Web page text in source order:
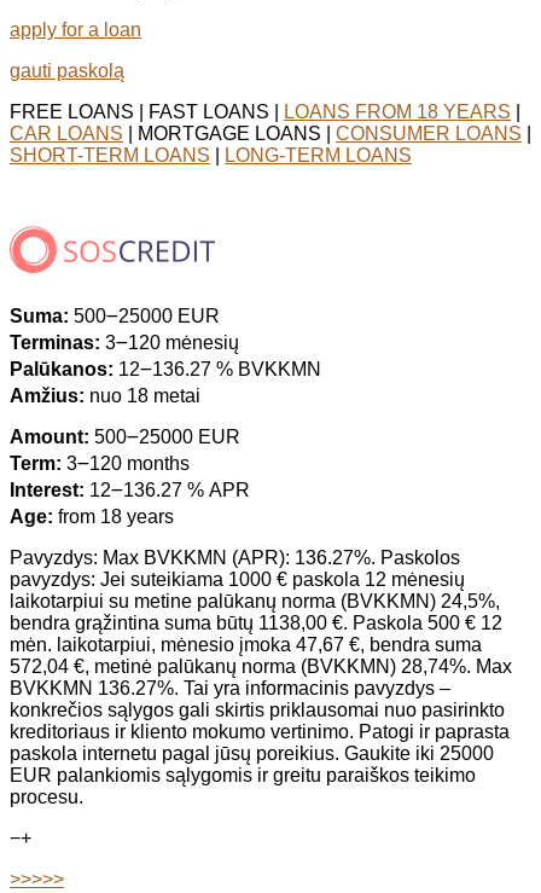
apply for a loan
gauti paskolą
FREE LOANS | FAST LOANS |
LOANS FROM 18 YEARS
CAR LOANS | MORTGAGE LOANS | CONSUMER LOANS
SHORT-TERM LOANS
LONG-TERM LOANS
Suma: 500౼25000 EUR
Terminas: 3౼120 mėnesių
Palūkanos: 12౼136.27 % BVKKMN
Amžius: nuo 18 metai
Amount: 500౼25000 EUR
Term: 3౼120 months
Interest: 12౼136.27 % APR
Age: from 18 years
Pavyzdys: Max BVKKMN (APR): 136.27%. Paskolos
pavyzdys: Jei suteikiama 1000 € paskola 12 mėnesių
laikotarpiui su metine palūkanų norma (BVKKMN) 24,5%,
bendra grąžintina suma būtų 1138,00 €. Paskola 500 € 12
mėn. laikotarpiui, mėnesio įmoka 47,67 €, bendra suma
572,04 €, metinė palūkanų norma (BVKKMN) 28,74%. Max
BVKKMN 136.27%. Tai yra informacinis pavyzdys –
konkrečios sąlygos gali skirtis priklausomai nuo pasirinkto
kreditoriaus ir kliento mokumo vertinimo. Patogi ir paprasta
paskola internetu pagal jūsų poreikius. Gaukite iki 25000
EUR palankiomis sąlygomis ir greitu paraiškos teikimo
procesu.
−+
>>>>>